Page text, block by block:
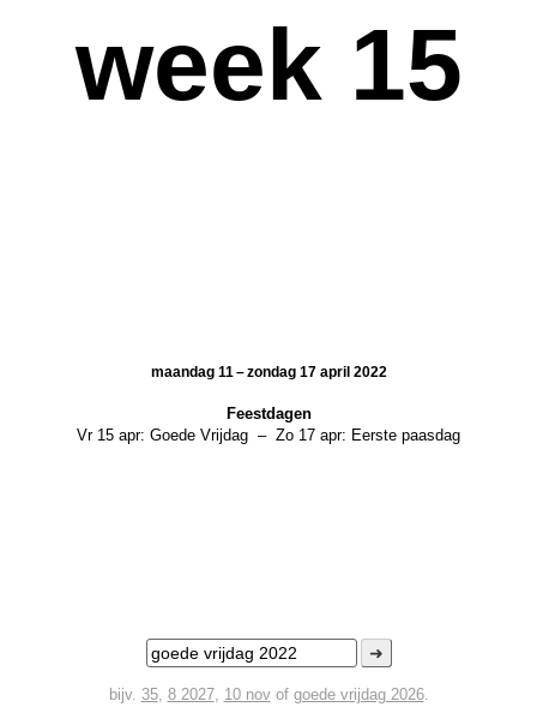
week 15
maandag 11 – zondag 17 april 2022
Feestdagen
Vr 15 apr: Goede Vrijdag – Zo 17 apr: Eerste paasdag
➜
bijv. 35, 8 2027, 10 novof goede vrijdag 2026.